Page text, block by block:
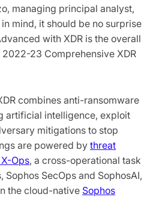
managing principal analyst,
mind, it should be no surprise
with XDR is the overall
23 Comprehensive XDR
combines anti-ransomware
artificial intelligence, exploit
mitigations to stop
are powered by threat
Ops, a cross-operational task
SecOps and SophosAI,
the cloud-native Sophos